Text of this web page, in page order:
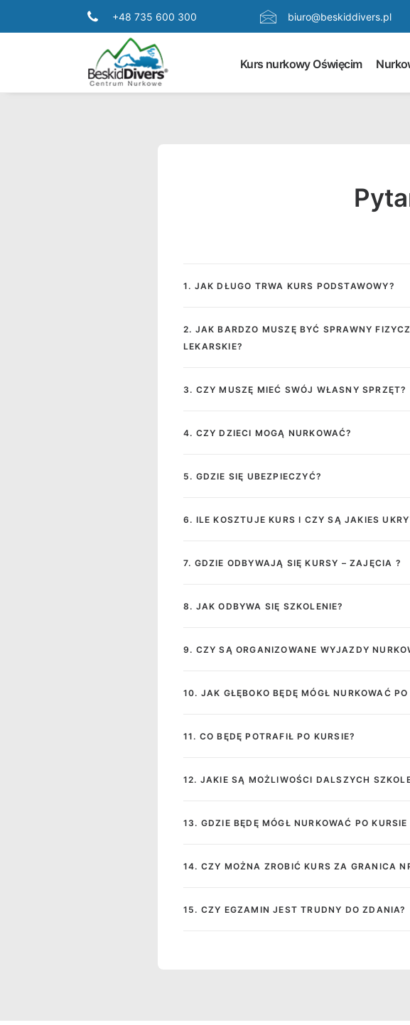
+48 735 600 300 biuro@beskiddivers.pl
Kurs nurkowy Oświęcim
1. JAK DŁUGO TRWA KURS PODSTAWOWY?
2. JAK BARDZO MUSZĘ BYĆ SPRAWNY
LEKARSKIE?
3. CZY MUSZĘ MIEĆ SWÓJ WŁASNY SPRZĘT?
4. CZY DZIECI MOGĄ NURKOWAĆ?
5. GDZIE SIĘ UBEZPIECZYĆ?
6. ILE KOSZTUJE KURS I CZY SĄ JAKIES
7. GDZIE ODBYWAJĄ SIĘ KURSY – ZAJĘCIA ?
8. JAK ODBYWA SIĘ SZKOLENIE?
9. CZY SĄ ORGANIZOWANE WYJAZDY
10. JAK GŁĘBOKO BĘDĘ MÓGŁ NURKOWAĆ PO
11. CO BĘDĘ POTRAFIŁ PO KURSIE?
12. JAKIE SĄ MOŻLIWOŚCI DALSZYCH
13. GDZIE BĘDĘ MÓGŁ NURKOWAĆ PO
14. CZY MOŻNA ZROBIĆ KURS ZA GRANICA
15. CZY EGZAMIN JEST TRUDNY DO ZDANIA?